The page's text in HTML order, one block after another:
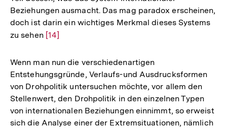
Beziehungen ausmacht. Das mag paradox erscheinen,
doch ist darin ein wichtiges Merkmal dieses Systems
zu sehen Zur
der
Fußnote
[14]
Wenn man nun die verschiedenartigen
Entstehungsgründe, Verlaufs-und Ausdrucksformen
von Drohpolitik untersuchen möchte, vor allem den
Stellenwert, den Drohpolitik in den einzelnen Typen
von internationalen Beziehungen einnimmt, so erweist
sich die Analyse einer der Extremsituationen, nämlich